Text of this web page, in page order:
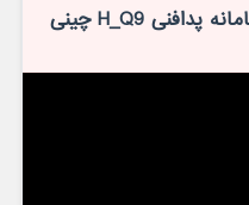
خرید جنگنده چینی J_10C و سامانه پدافنی H_Q9 چینی